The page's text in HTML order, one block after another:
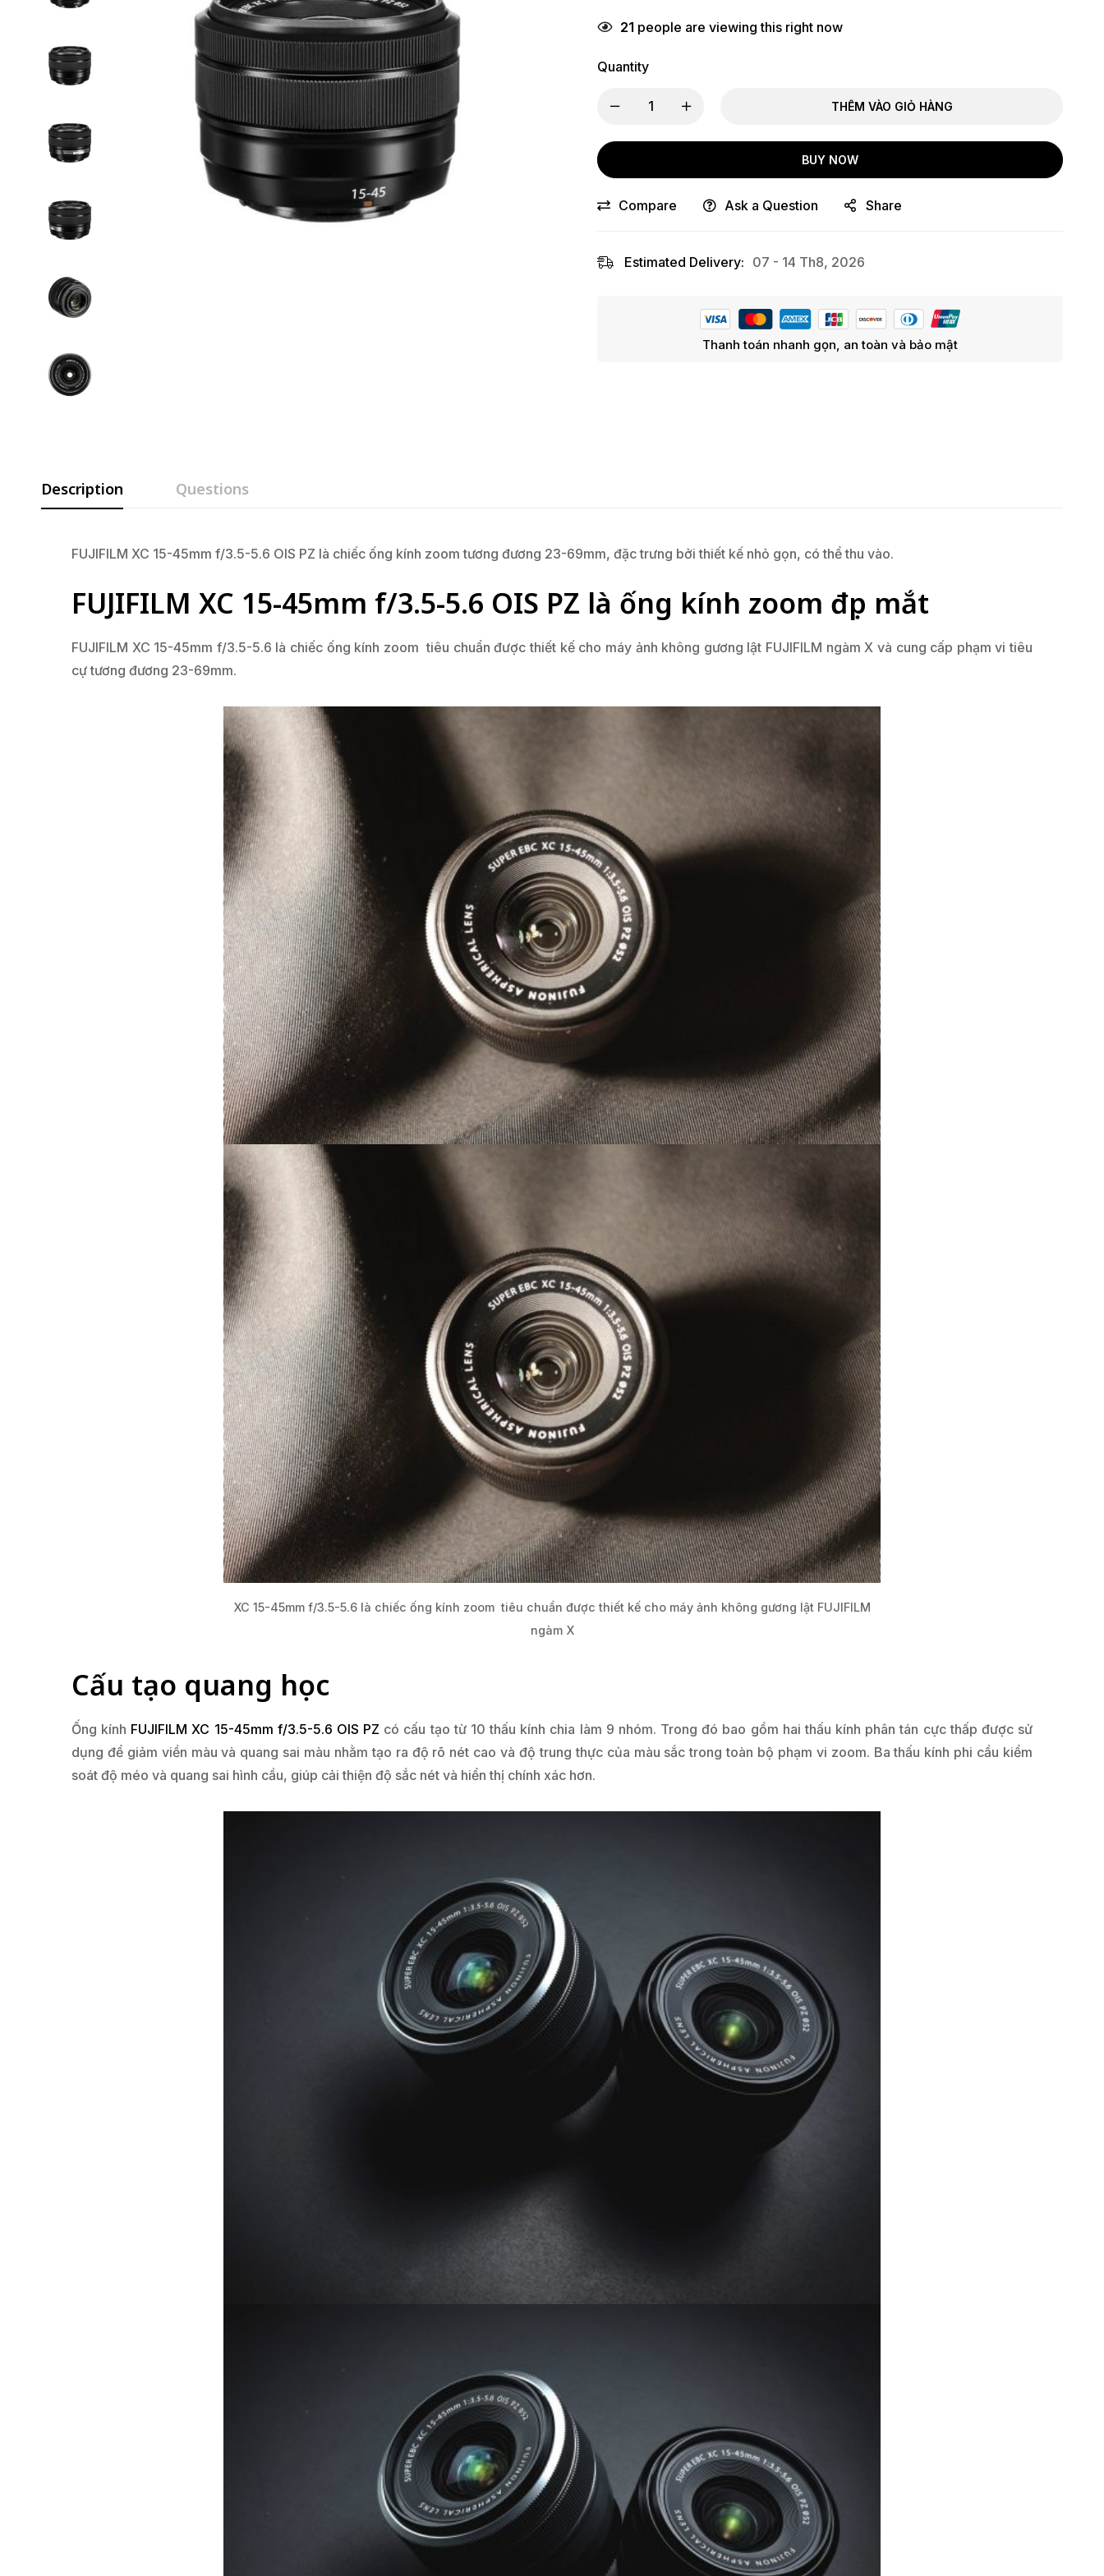
21 people are viewing this right now
Quantity
THÊM VÀO GIỎ HÀNG
BUY NOW
Compare Ask a Question Share
Estimated Delivery: 07 - 14 Th8, 2026
Thanh toán nhanh gọn, an toàn và bảo mật
Description Questions
FUJIFILM XC 15-45mm f/3.5-5.6 OIS PZ là chiếc ống kính zoom tương đương 23-69mm, đặc trưng bởi thiết kế nhỏ gọn, có thể thu vào.
FUJIFILM XC 15-45mm f/3.5-5.6 OIS PZ là ống kính zoom đẹp mắt
FUJIFILM XC 15-45mm f/3.5-5.6 là chiếc ống kính zoom tiêu chuẩn được thiết kế cho máy ảnh không gương lật FUJIFILM ngàm X và cung cấp phạm vi tiêu
cự tương đương 23-69mm.
XC 15-45mm f/3.5-5.6 là chiếc ống kính zoom tiêu chuẩn được thiết kế cho máy ảnh không gương lật FUJIFILM
ngàm X
Cấu tạo quang học
Ống kính FUJIFILM XC 15-45mm f/3.5-5.6 OIS PZ có cấu tạo từ 10 thấu kính chia làm 9 nhóm. Trong đó bao gồm hai thấu kính phân tán cực thấp được sử
dụng để giảm viền màu và quang sai màu nhằm tạo ra độ rõ nét cao và độ trung thực của màu sắc trong toàn bộ phạm vi zoom. Ba thấu kính phi cầu kiểm
soát độ méo và quang sai hình cầu, giúp cải thiện độ sắc nét và hiển thị chính xác hơn.